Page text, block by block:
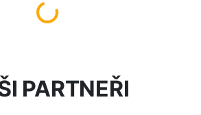
Načítám...
PARTNEŘI